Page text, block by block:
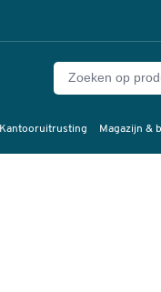
Kantooruitrusting Magazijn &